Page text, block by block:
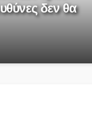
δεν θα